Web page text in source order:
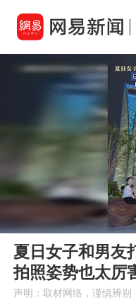
夏日女子和男友
拍照姿势也太厉
声明：取材网络，谨慎辨别